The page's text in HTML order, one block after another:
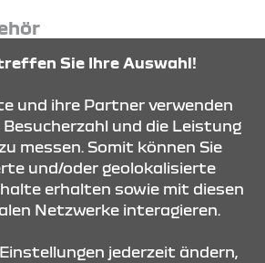
Uhr
Sie Ihre Auswahl!
und ihre Partner verwenden
Besucherzahl und die Leistung
messen. Somit können Sie
und/oder geolokalisierte
erhalten sowie mit diesen
Netzwerke interagieren.
jederzeit ändern,